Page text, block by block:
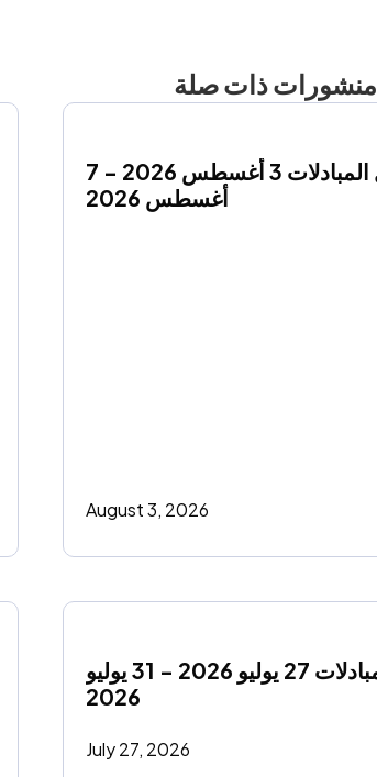
منشورات ذات صلة
تعديل المبادلات 3 أغسطس 2026 - 7
أغسطس 2026
August 3, 2026
تعديل المبادلات 27 يوليو 2026 - 31 يوليو
2026
July 27, 2026